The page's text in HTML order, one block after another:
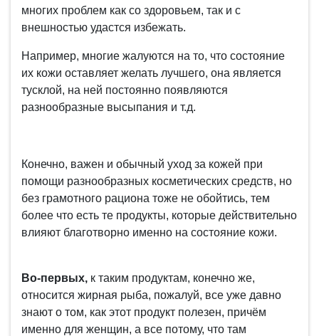
многих проблем как со здоровьем, так и с
внешностью удастся избежать.
Например, многие жалуются на то, что состояние
их кожи оставляет желать лучшего, она является
тусклой, на ней постоянно появляются
разнообразные высыпания и т.д.
Конечно, важен и обычный уход за кожей при
помощи разнообразных косметических средств, но
без грамотного рациона тоже не обойтись, тем
более что есть те продукты, которые действительно
влияют благотворно именно на состояние кожи.
Во-первых, к таким продуктам, конечно же,
относится жирная рыба, пожалуй, все уже давно
знают о том, как этот продукт полезен, причём
именно для женщин, а все потому, что там